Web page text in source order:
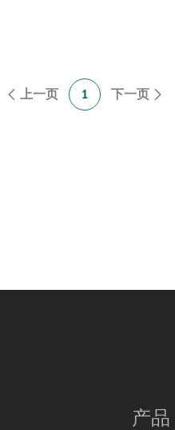
上一页 1 下一页
产品